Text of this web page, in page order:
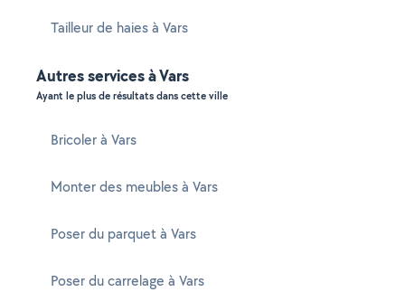
Tailleur de haies à Vars
Autres services à Vars
Ayant le plus de résultats dans cette ville
Bricoler à Vars
Monter des meubles à Vars
Poser du parquet à Vars
Poser du carrelage à Vars